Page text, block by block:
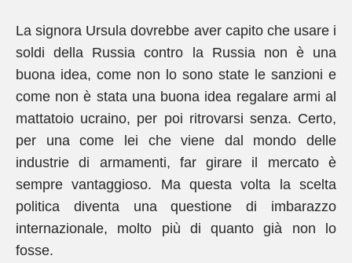
La signora Ursula dovrebbe aver capito che usare i
soldi della Russia contro la Russia non è una
buona idea, come non lo sono state le sanzioni e
come non è stata una buona idea regalare armi al
mattatoio ucraino, per poi ritrovarsi senza. Certo,
per una come lei che viene dal mondo delle
industrie di armamenti, far girare il mercato è
sempre vantaggioso. Ma questa volta la scelta
politica diventa una questione di imbarazzo
internazionale, molto più di quanto già non lo
fosse.